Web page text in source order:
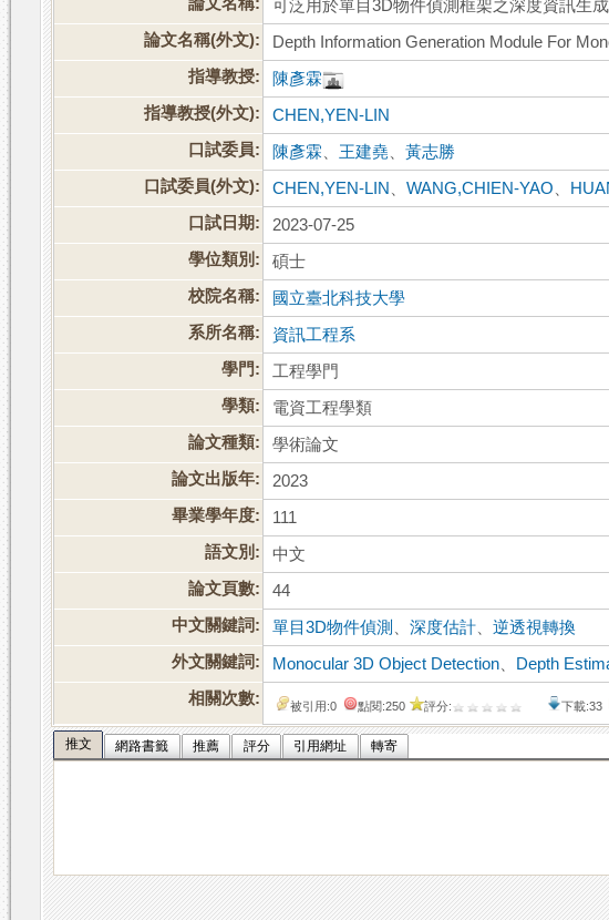
可泛用於單目3D物件偵測框架之深度資訊生
論文名稱(外文):
Depth Information Generation Module For
指導教授:
陳彥霖
指導教授(外文):
CHEN,YEN-LIN
口試委員:
陳彥霖 王建堯 、黃志勝
口試委員(外文):
CHEN,YEN-LIN 、WANG,CHIEN-YAO
口試日期:
2023-07-25
學位類別:
碩士
校院名稱:
國立臺北科技大學
系所名稱:
資訊工程系
學門:
工程學門
學類:
電資工程學類
論文種類:
學術論文
論文出版年:
2023
畢業學年度:
111
語文別:
中文
論文頁數:
44
中文關鍵詞:
單目3D物件偵測 、深度估計 、逆透視轉換
外文關鍵詞:
Monocular 3D Object Detection Depth
相關次數:
被引用:0 點閱:250 評分: 下載:33
推文 網路書籤 推薦 評分 引用網址 轉寄